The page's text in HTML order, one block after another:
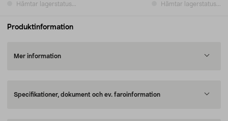
Hämtar lagerstatus... Hämtar lagerstatus...
Produktinformation
Mer information
Specifikationer, dokument och ev. faroinformation